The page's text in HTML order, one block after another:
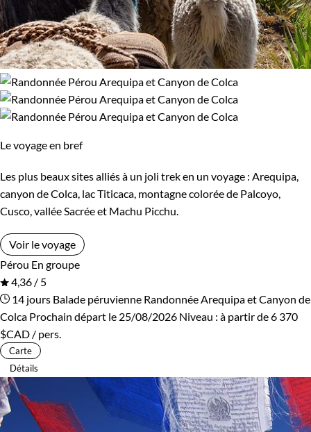
Le voyage en bref
Les plus beaux sites alliés à un joli trek en un voyage : Arequipa,
canyon de Colca, lac Titicaca, montagne colorée de Palcoyo,
Cusco, vallée Sacrée et Machu Picchu.
Voir le voyage
Pérou En groupe
4,36 / 5
14 jours Balade péruvienne Randonnée Arequipa et Canyon de
Colca Prochain départ le 25/08/2026 Niveau : à partir de6 370
$CAD / pers.
Carte
Détails